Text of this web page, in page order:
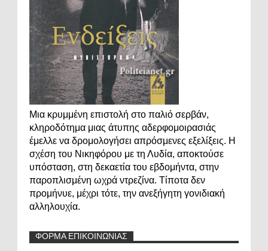
Μια κρυμμένη επιστολή στο παλιό σερβάν,
κληροδότημα μιας άτυπης αδερφομοιρασιάς
έμελλε να δρομολογήσει απρόσμενες εξελίξεις. Η
σχέση του Νικηφόρου με τη Λυδία, αποκτούσε
υπόσταση, στη δεκαετία του εβδομήντα, στην
παροπλισμένη ωχρά ντρεζίνα. Τίποτα δεν
προμήνυε, μέχρι τότε, την ανεξήγητη γονιδιακή
αλληλουχία.
ΦΟΡΜΑ ΕΠΙΚΟΙΝΩΝΙΑΣ